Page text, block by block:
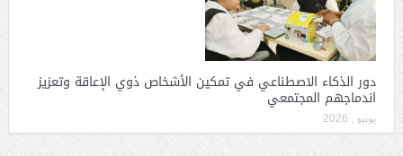
دور الذكاء الاصطناعي في تمكين الأشخاص ذوي الإعاقة وتعزيز
اندماجهم المجتمعي
يونيو , 2026